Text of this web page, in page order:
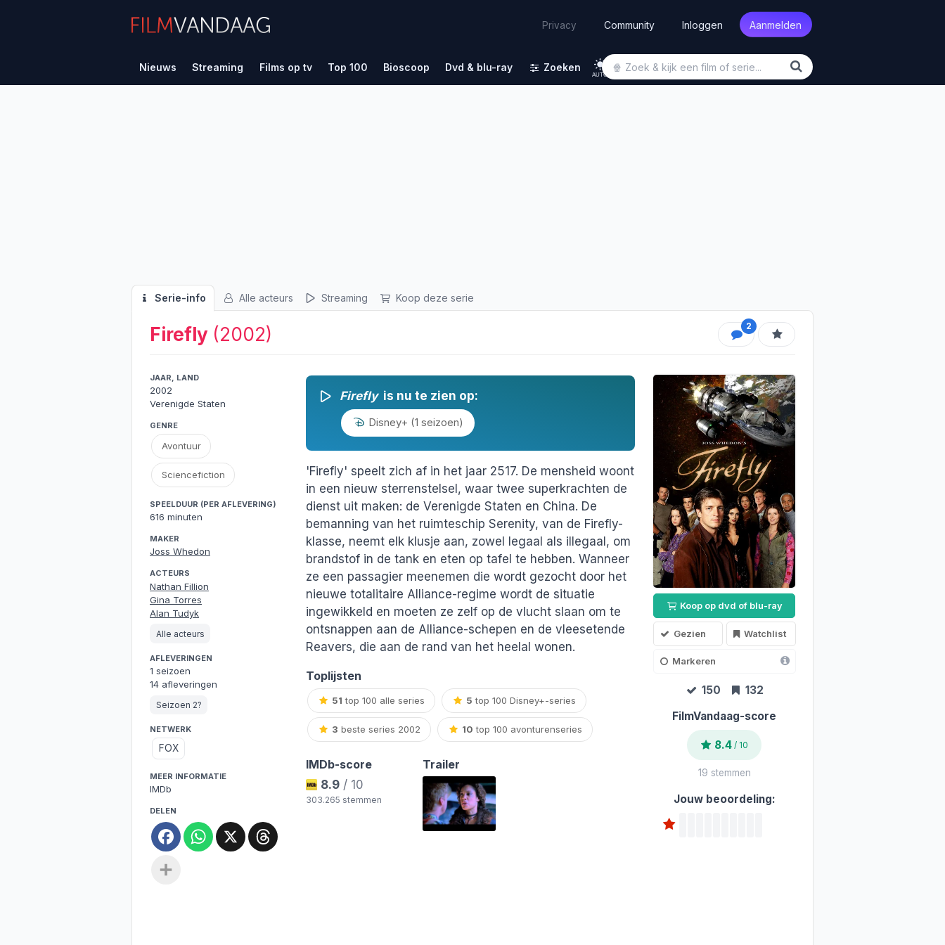
Privacy Community Inloggen Aanmelden
Nieuws Streaming Films op tv Top 100 Bioscoop Dvd & blu-ray Zoeken
AUTO
Serie-info Alle acteurs Streaming Koop deze serie
2
Firefly (2002)
JAAR, LAND
2002
Verenigde Staten
GENRE
Avontuur
Sciencefiction
SPEELDUUR (PER AFLEVERING)
616 minuten
MAKER
Joss Whedon
ACTEURS
Nathan Fillion
Gina Torres
Alan Tudyk
Alle acteurs
AFLEVERINGEN
1 seizoen
14 afleveringen
Seizoen 2?
NETWERK
FOX
MEER INFORMATIE
IMDb
DELEN
FacebookWhatsApp
X
Firefly is nu te zien op:
Disney+ (1 seizoen)
'Firefly' speelt zich af in het jaar 2517. De mensheid woont
in een nieuw sterrenstelsel, waar twee superkrachten de
dienst uit maken: de Verenigde Staten en China. De
bemanning van het ruimteschip Serenity, van de Firefly-
klasse, neemt elk klusje aan, zowel legaal als illegaal, om
brandstof in de tank en eten op tafel te hebben. Wanneer
ze een passagier meenemen die wordt gezocht door het
nieuwe totalitaire Alliance-regime wordt de situatie
ingewikkeld en moeten ze zelf op de vlucht slaan om te
ontsnappen aan de Alliance-schepen en de vleesetende
Reavers, die aan de rand van het heelal wonen.
Toplijsten
51 top 100 alle series 5 top 100 Disney+-series
3 beste series 2002 10 top 100 avonturenseries
IMDb-score
8.9 / 10
303.265 stemmen
Trailer
Koop op dvd of blu-ray
Gezien Watchlist
Markeren
150
132
FilmVandaag-score
8.4/ 10
19 stemmen
Jouw beoordeling: